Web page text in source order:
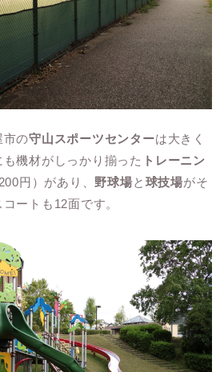
市の守山スポーツセンターは大きく
も機材がしっかり揃った トレーニン
円）があり、 野球場と 球技場がそ
ートも12面です。